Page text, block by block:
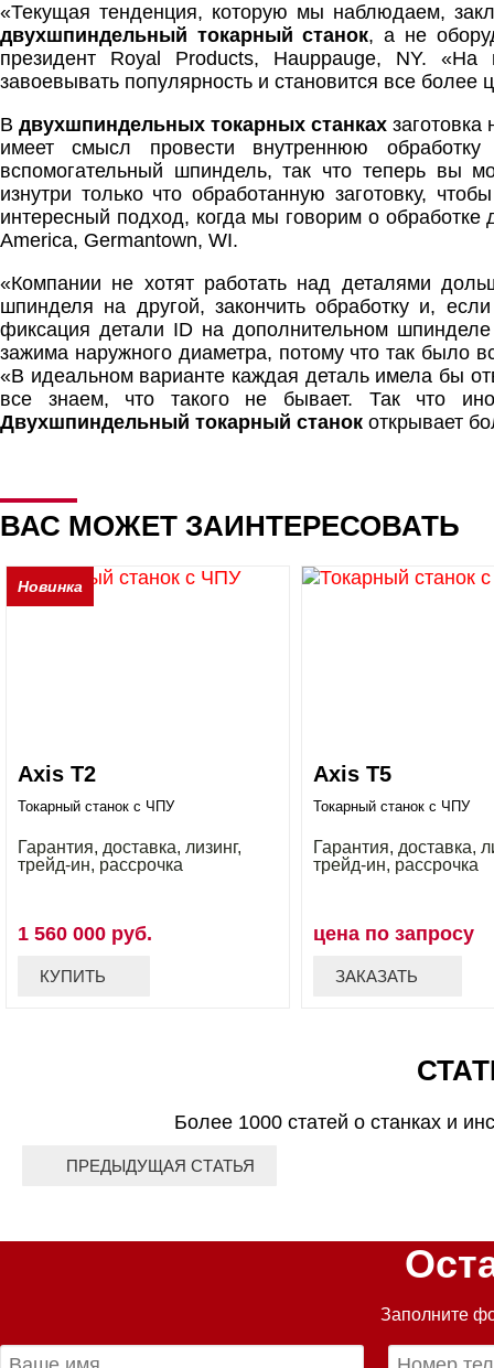
«Текущая тенденция, которую мы наблюдаем,
двухшпиндельный токарный станок, а не
президент Royal Products, Hauppauge, NY. «На
завоевывать популярность и становится все более
Вдвухшпиндельных токарных станках
имеет смысл провести внутреннюю
вспомогательный шпиндель, так что теперь вы
изнутри только что обработанную заготовку,
интересный подход, когда мы говорим о
America, Germantown, WI.
«Компании не хотят работать над деталями
шпинделя на другой, закончить обработку и,
фиксация детали ID на дополнительном
зажима наружного диаметра, потому что так было
«В идеальном варианте каждая деталь имела бы
все знаем, что такого не бывает. Так что
Двухшпиндельный токарный станок открывает
ВАС МОЖЕТ ЗАИНТЕРЕСОВАТЬ
Axis T2
Гарантия, доставка, лизинг,
трейд-ин, рассрочка
Токарный станок с ЧПУ
1 560 000 руб.
КУПИТЬ
Новинка
Axis T5
Гарантия, доставка,
трейд-ин, рассрочка
Токарный станок с ЧПУ
цена по запросу
ЗАКАЗАТЬ
Более 1000 статей о станках и
ПРЕДЫДУЩАЯ СТАТЬЯ
Заполните